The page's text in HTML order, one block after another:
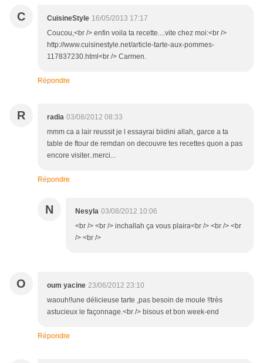
C CuisineStyle 16/05/2013 17:17
Coucou,<br /> enfin voila ta recette....vite chez moi:<br />
http://www.cuisinestyle.net/article-tarte-aux-pommes-
117837230.html<br /> Carmen.
Répondre
R radia 03/08/2012 08:33
mmm ca a lair reussit je l essayrai biidini allah, garce a ta
table de ftour de remdan on decouvre tes recettes quon a pas
encore visiter..merci...
Répondre
N Nesyla 03/08/2012 10:06
<br /> <br /> inchallah ça vous plaira<br /> <br /> <br
/> <br />
O oum yacine 23/06/2012 23:10
waouh!!une délicieuse tarte ,pas besoin de moule !!très
astucieux le façonnage.<br /> bisous et bon week-end
Répondre